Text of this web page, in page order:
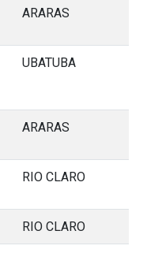
ARARAS
UBATUBA
ARARAS
RIO CLARO
RIO CLARO